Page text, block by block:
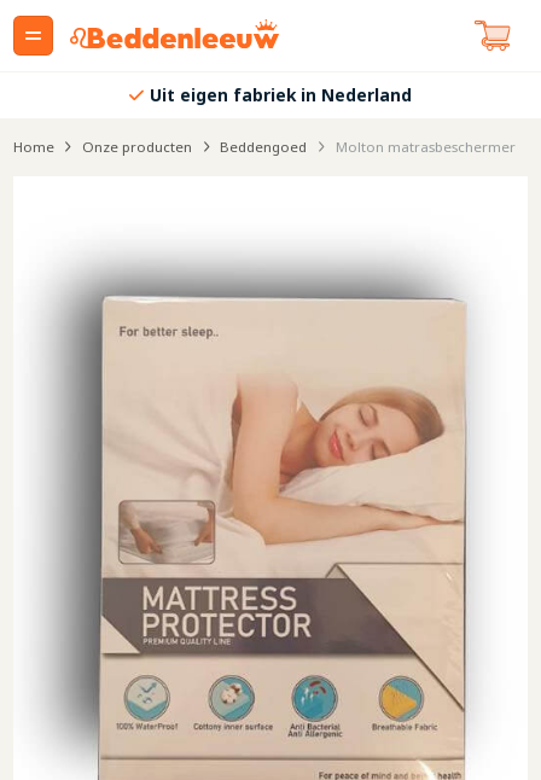
Uit eigen fabriek in Nederland
Home Onze producten Beddengoed Molton matrasbeschermer